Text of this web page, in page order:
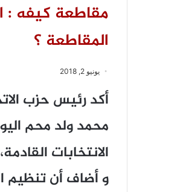
مقاطعة كيفه :
المقاطعة ؟
يونيو 2, 2018
أكد رئيس حزب
محمد ولد محم
الانتخابات القادمة،
و أضاف أن تنظيم